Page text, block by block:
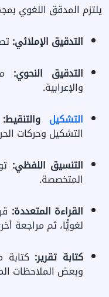
يلتزم المدقق اللغوي
التدقيق الإملائي:
التدقيق النحوي:
والإعرابية.
التشكيل والتنقيط:
التشكيل وحركات
التنسيق اللفظي:
المتخصصة.
القراءة المتعددة:
لغويًّا، ثم مراجعة
كتابة تقرير:
وبعض الملاحظات